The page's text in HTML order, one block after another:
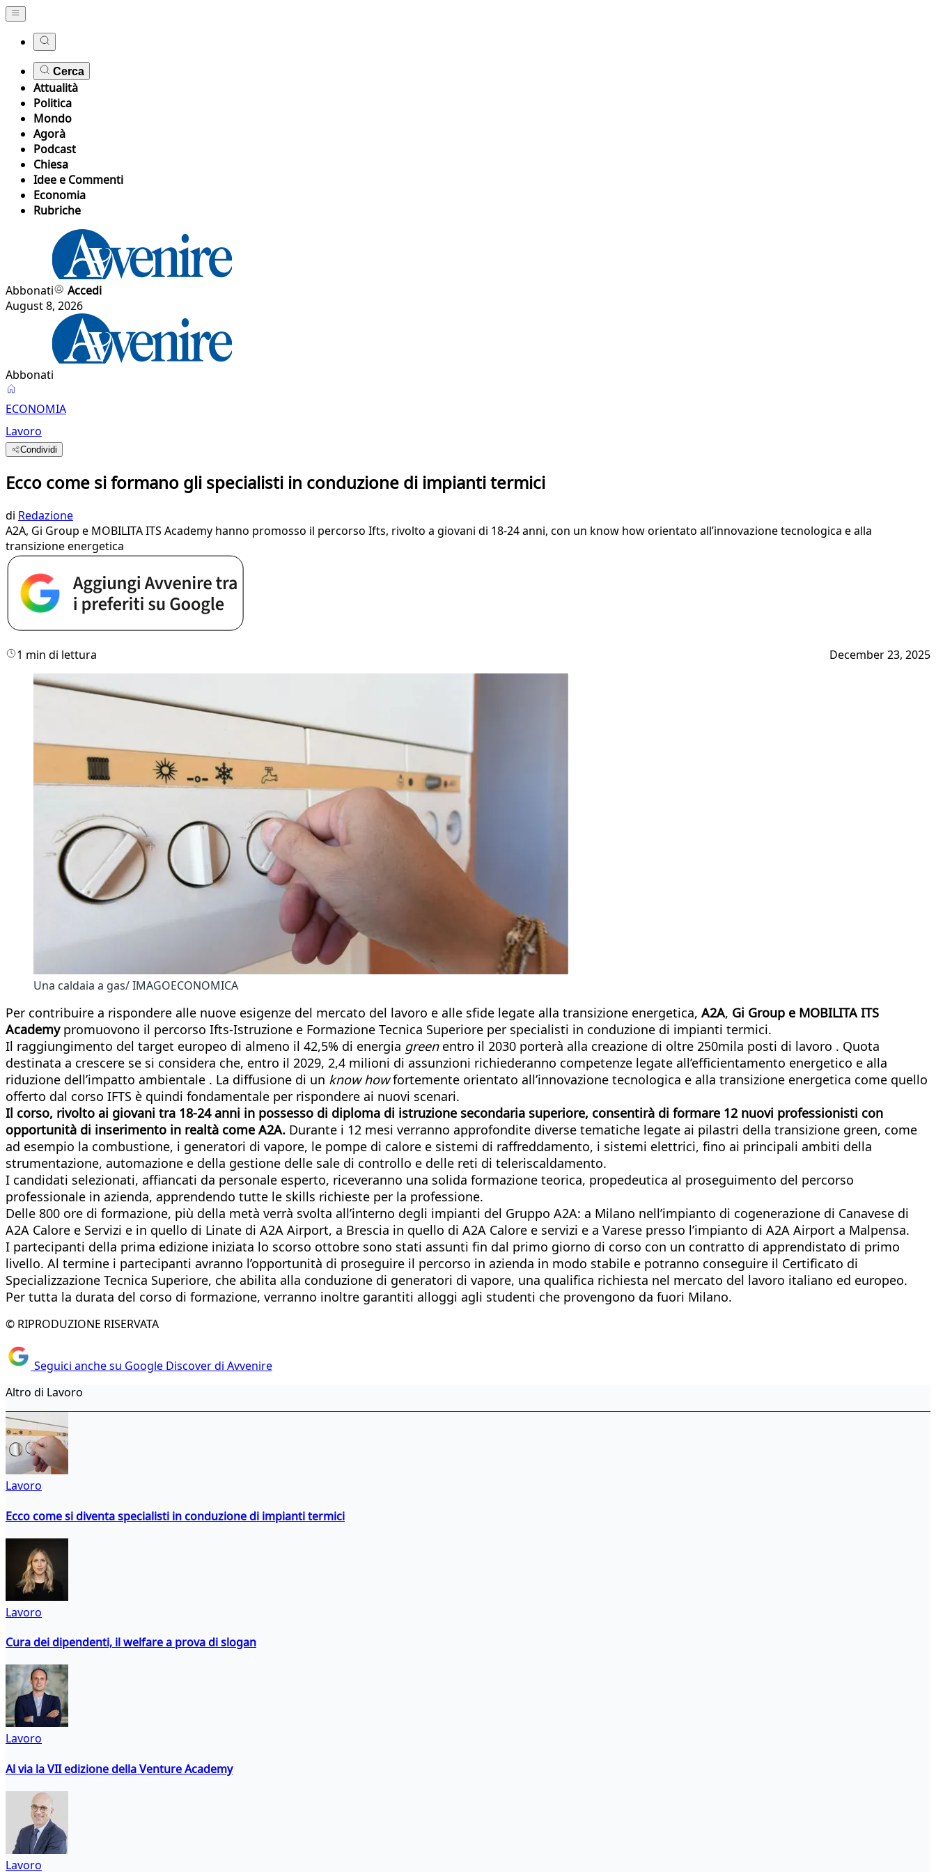
Cerca
Attualità
Politica
Mondo
Agorà
Podcast
Chiesa
Idee e Commenti
Economia
Rubriche
Abbonati
Accedi
August 8, 2026
Abbonati
ECONOMIA
Lavoro
Condividi
Ecco come si formano gli specialisti in conduzione di impianti termici
di Redazione
A2A, Gi Group e MOBILITA ITS Academy hanno promosso il percorso Ifts, rivolto a giovani di 18-24 anni, con un know how orientato all’innovazione tecnologica e alla
transizione energetica
1 min di lettura December 23, 2025
Una caldaia a gas/ IMAGOECONOMICA
Per contribuire a rispondere alle nuove esigenze del mercato del lavoro e alle sfide legate alla transizione energetica, A2A, Gi Group e MOBILITA ITS
Academy promuovono il percorso Ifts-Istruzione e Formazione Tecnica Superiore per specialisti in conduzione di impianti termici.
Il raggiungimento del target europeo di almeno il 42,5% di energia greenentro il 2030 porterà alla creazione di oltre 250mila posti di lavoro . Quota
destinata a crescere se si considera che, entro il 2029, 2,4 milioni di assunzioni richiederanno competenze legate all’efficientamento energetico e alla
riduzione dell’impatto ambientale . La diffusione di un know howfortemente orientato all’innovazione tecnologica e alla transizione energetica come quello
offerto dal corso IFTS è quindi fondamentale per rispondere ai nuovi scenari.
Il corso, rivolto ai giovani tra 18-24 anni in possesso di diploma di istruzione secondaria superiore, consentirà di formare 12 nuovi professionisti con
opportunità di inserimento in realtà come A2A. Durante i 12 mesi verranno approfondite diverse tematiche legate ai pilastri della transizione green, come
ad esempio la combustione, i generatori di vapore, le pompe di calore e sistemi di raffreddamento, i sistemi elettrici, fino ai principali ambiti della
strumentazione, automazione e della gestione delle sale di controllo e delle reti di teleriscaldamento.
I candidati selezionati, affiancati da personale esperto, riceveranno una solida formazione teorica, propedeutica al proseguimento del percorso
professionale in azienda, apprendendo tutte le skills richieste per la professione.
Delle 800 ore di formazione, più della metà verrà svolta all’interno degli impianti del Gruppo A2A: a Milano nell’impianto di cogenerazione di Canavese di
A2A Calore e Servizi e in quello di Linate di A2A Airport, a Brescia in quello di A2A Calore e servizi e a Varese presso l’impianto di A2A Airport a Malpensa.
I partecipanti della prima edizione iniziata lo scorso ottobre sono stati assunti fin dal primo giorno di corso con un contratto di apprendistato di primo
livello. Al termine i partecipanti avranno l’opportunità di proseguire il percorso in azienda in modo stabile e potranno conseguire il Certificato di
Specializzazione Tecnica Superiore, che abilita alla conduzione di generatori di vapore, una qualifica richiesta nel mercato del lavoro italiano ed europeo.
Per tutta la durata del corso di formazione, verranno inoltre garantiti alloggi agli studenti che provengono da fuori Milano.
© RIPRODUZIONE RISERVATA
Seguici anche su Google Discover di Avvenire
Altro di Lavoro
Lavoro
Ecco come si diventa specialisti in conduzione di impianti termici
Lavoro
Cura dei dipendenti, il welfare a prova di slogan
Lavoro
Al via la VII edizione della Venture Academy
Lavoro